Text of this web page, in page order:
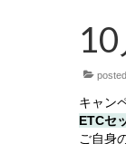
キャン
ETCセ
ご自身